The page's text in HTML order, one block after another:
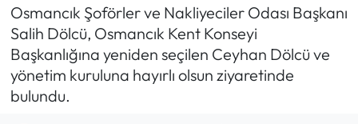
Osmancık Şoförler ve Nakliyeciler Odası Başkanı
Salih Dölcü, Osmancık Kent Konseyi
Başkanlığına yeniden seçilen Ceyhan Dölcü ve
yönetim kuruluna hayırlı olsun ziyaretinde
bulundu.
Boğazkale Haberleri
Çorum Haberleri
Çorum Son Dakika Haberleri
TFF 1.Lig Puan Durumu ve Fikstür
Tüm Manşetler
Son Dakika Haberleri